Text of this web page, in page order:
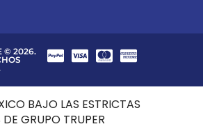
© 2026.
BAJO LAS ESTRICTAS
GRUPO TRUPER